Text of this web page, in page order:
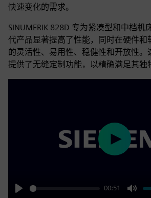
快速变化的需求。
SINUMERIK 828D 专为紧凑型和中档机
代产品显著提高了性能，同时在硬件和
的灵活性、易用性、稳健性和开放性。
提供了无缝定制功能，以精确满足其独
00:51
Play